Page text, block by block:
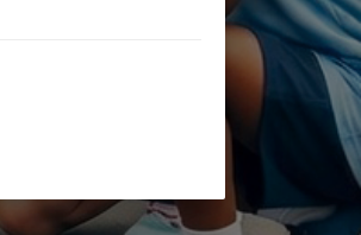
auprès du